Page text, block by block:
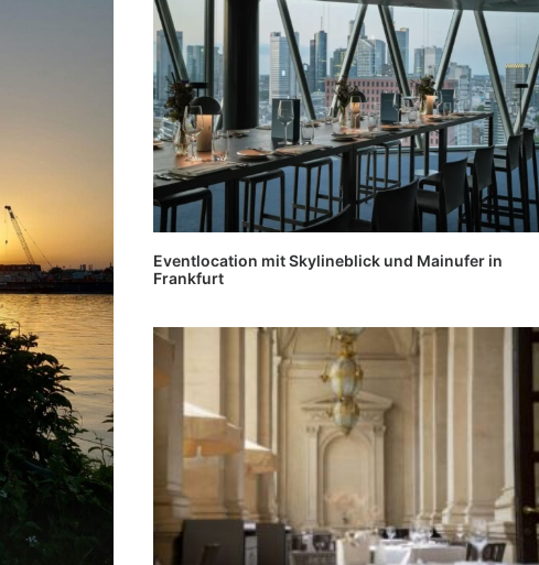
Eventlocation mit Skylineblick und Mainufer in
Frankfurt